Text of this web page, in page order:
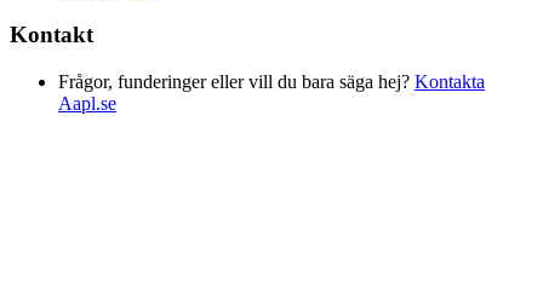
Kontakt
Frågor, funderinger eller vill du bara säga hej? Kontakta
Aapl.se